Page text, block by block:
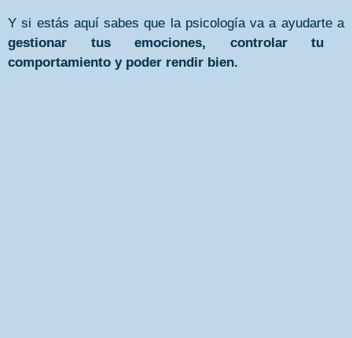
Y si estás aquí sabes que la psicología va a ayudarte a
gestionar tus emociones, controlar tu
comportamiento y poder rendir bien.